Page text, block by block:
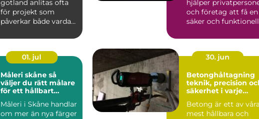
gotland anlitas ofta
för projekt som
påverkar både vardag,
boendekvalitet u...
hjälper
och företag att få en
säker och funktionell
01. jul
Måleri skåne så
väljer du rätt målare
för ett hållbart
Måleri i Skåne handlar
om mer än nya färger
30. jun
Betonghåltagning
teknik, precision
säkerhet i varje
Betong är ett av våra
mest hållbara och